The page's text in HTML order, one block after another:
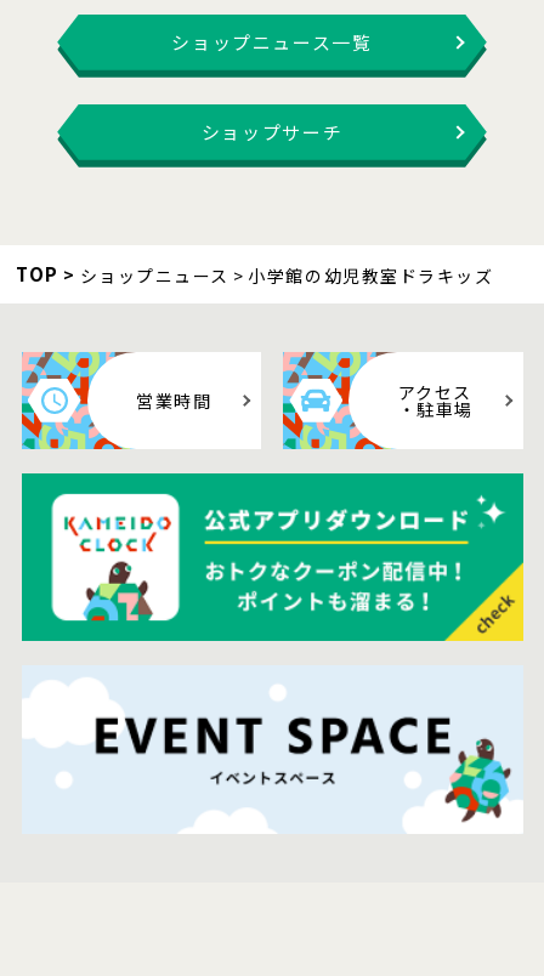
ショップニュース一覧
ショップサーチ
TOP ショップニュース 小学館の幼児教室ドラキッズ
営業時間 アクセス
・駐車場